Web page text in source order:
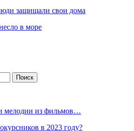
защищали свои дома
в море
мелодии из фильмов…
в 2023 году?